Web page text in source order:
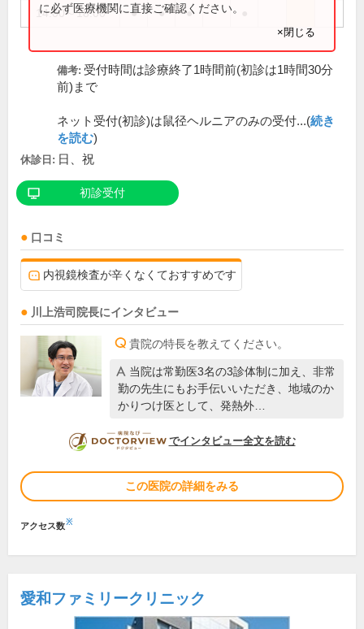
14:00～18:00 ● ● ●
に必ず医療機関に直接ご確認ください。
×閉じる
備考: 受付時間は診療終了1時間前(初診は1時間30分
前)まで
ネット受付(初診)は鼠径ヘルニアのみの受付...(続き
を読む)
休診日: 日、祝
初診受付
口コミ
内視鏡検査が辛くなくておすすめです
川上浩司 院長にインタビュー
貴院の特長を教えてください。
当院は常勤医3名の3診体制に加え、非常
勤の先生にもお手伝いいただき、地域のか
かりつけ医として、発熱外…
DOCTORVIEW
でインタビュー全文を読む
この医院の詳細をみる
アクセス数※
愛和ファミリークリニック